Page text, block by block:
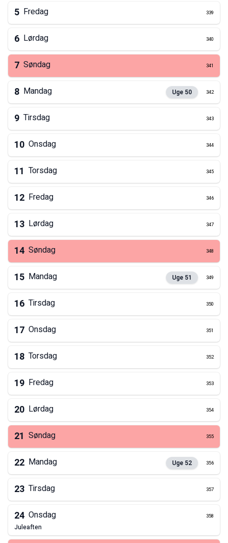
5 Fredag 339
6 Lørdag 340
7 Søndag 341
8 Mandag Uge 50 342
9 Tirsdag 343
10 Onsdag 344
11 Torsdag 345
12 Fredag 346
13 Lørdag 347
14 Søndag 348
15 Mandag Uge 51 349
16 Tirsdag 350
17 Onsdag 351
18 Torsdag 352
19 Fredag 353
20 Lørdag 354
21 Søndag 355
22 Mandag Uge 52 356
23 Tirsdag 357
24 Onsdag 358
juleaften